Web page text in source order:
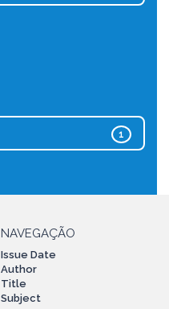
1
NAVEGAÇÃO
Issue Date
Author
Title
Subject